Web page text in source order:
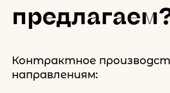
Контрактное
направлениям: